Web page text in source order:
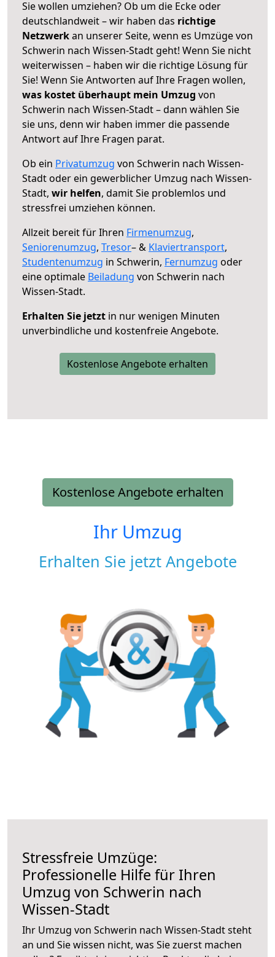
Sie wollen umziehen? Ob um die Ecke oder
deutschlandweit – wir haben das richtige
Netzwerkan unserer Seite, wenn es Umzüge von
Schwerin nach Wissen-Stadt geht! Wenn Sie nicht
weiterwissen – haben wir die richtige Lösung für
Sie! Wenn Sie Antworten auf Ihre Fragen wollen,
was kostet überhaupt mein Umzug von
Schwerin nach Wissen-Stadt – dann wählen Sie
sie uns, denn wir haben immer die passende
Antwort auf Ihre Fragen parat.
Ob ein Privatumzug von Schwerin nach Wissen-
Stadt oder ein gewerblicher Umzug nach Wissen-
Stadt, wir helfen, damit Sie problemlos und
stressfrei umziehen können.
Allzeit bereit für Ihren Firmenumzug,
Seniorenumzug, Tresor– & Klaviertransport,
Studentenumzug in Schwerin, Fernumzug oder
eine optimale Beiladung von Schwerin nach
Wissen-Stadt.
Erhalten Sie jetzt in nur wenigen Minuten
unverbindliche und kostenfreie Angebote.
Kostenlose Angebote erhalten
Kostenlose Angebote erhalten
Ihr Umzug
Erhalten Sie jetzt Angebote
Stressfreie Umzüge:
Professionelle Hilfe für Ihren
Umzug von Schwerin nach
Wissen-Stadt
Ihr Umzug von Schwerin nach Wissen-Stadt steht
an und Sie wissen nicht, was Sie zuerst machen